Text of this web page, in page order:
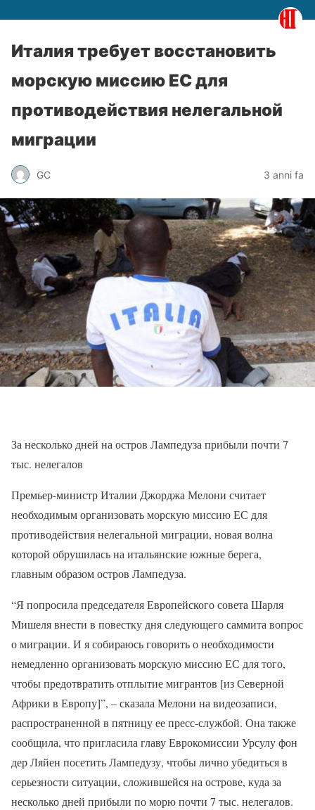
Италия требует восстановить
морскую миссию ЕС для
противодействия нелегальной
миграции
GC 3 anni fa
За несколько дней на остров Лампедуза прибыли почти 7
тыс. нелегалов
Премьер-министр Италии Джорджа Мелони считает
необходимым организовать морскую миссию ЕС для
противодействия нелегальной миграции, новая волна
которой обрушилась на итальянские южные берега,
главным образом остров Лампедуза.
“Я попросила председателя Европейского совета Шарля
Мишеля внести в повестку дня следующего саммита вопрос
о миграции. И я собираюсь говорить о необходимости
немедленно организовать морскую миссию ЕС для того,
чтобы предотвратить отплытие мигрантов [из Северной
Африки в Европу]”, – сказала Мелони на видеозаписи,
распространенной в пятницу ее пресс-службой. Она также
сообщила, что пригласила главу Еврокомиссии Урсулу фон
дер Ляйен посетить Лампедузу, чтобы лично убедиться в
серьезности ситуации, сложившейся на острове, куда за
несколько дней прибыли по морю почти 7 тыс. нелегалов.